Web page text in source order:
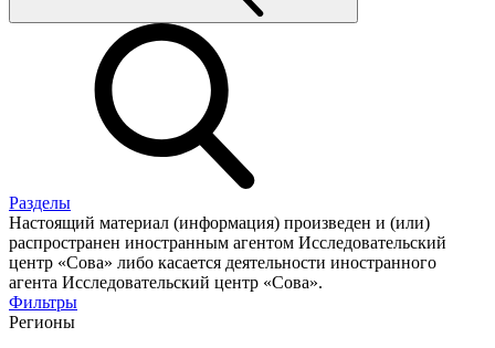
Разделы
Настоящий материал (информация) произведен и (или)
распространен иностранным агентом Исследовательский
центр «Сова» либо касается деятельности иностранного
агента Исследовательский центр «Сова».
Фильтры
Регионы